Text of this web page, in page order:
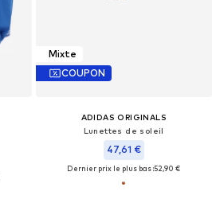
Mixte
COUPON
ADIDAS ORIGINALS
Lunettes de soleil
47,61 €
Dernier prix le plus bas :52,90 €